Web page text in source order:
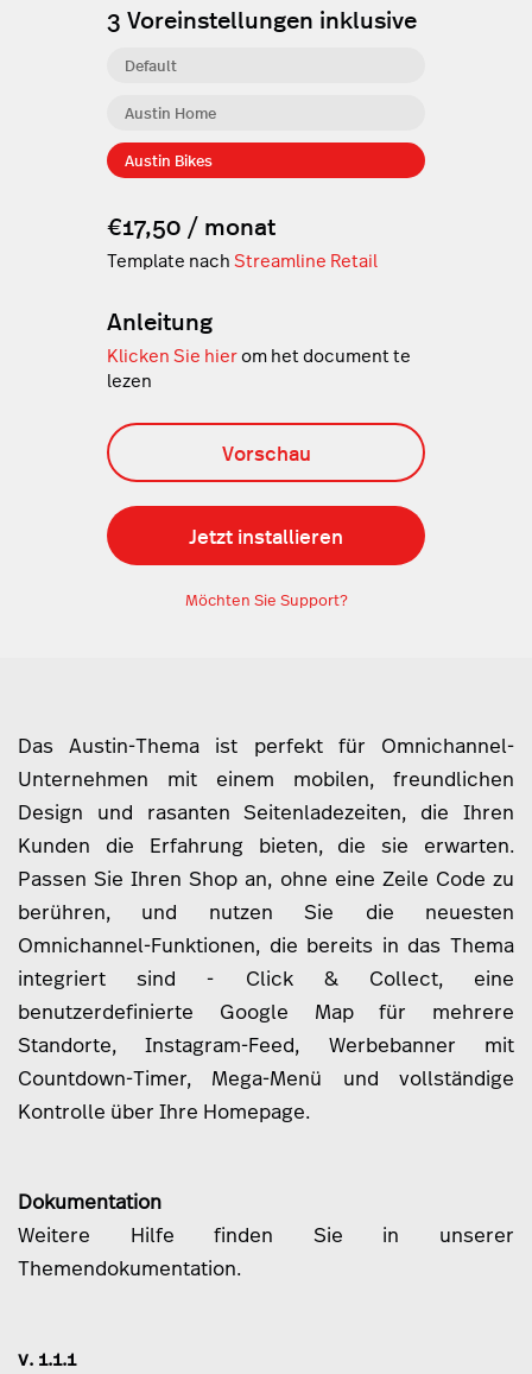
3 Voreinstellungen inklusive
Default
Austin Home
Austin Bikes
€17,50 / monat
Template nach Streamline Retail
Anleitung
Klicken Sie hierom het document te
lezen
Vorschau
Jetzt installieren
Möchten Sie Support?
Das Austin-Thema ist perfekt für Omnichannel-
Unternehmen mit einem mobilen, freundlichen
Design und rasanten Seitenladezeiten, die Ihren
Kunden die Erfahrung bieten, die sie erwarten.
Passen Sie Ihren Shop an, ohne eine Zeile Code zu
berühren, und nutzen Sie die neuesten
Omnichannel-Funktionen, die bereits in das Thema
integriert sind - Click & Collect, eine
benutzerdefinierte Google Map für mehrere
Standorte, Instagram-Feed, Werbebanner mit
Countdown-Timer, Mega-Menü und vollständige
Kontrolle über Ihre Homepage.
Dokumentation
Weitere Hilfe finden Sie in unserer
Themendokumentation.
v. 1.1.1